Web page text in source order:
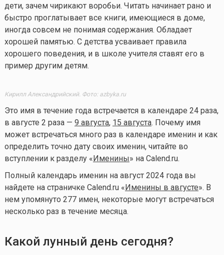
дети, зачем чирикают воробьи. Читать начинает рано и
быстро проглатывает все книги, имеющиеся в доме,
иногда совсем не понимая содержания. Обладает
хорошей памятью. С детства усваивает правила
хорошего поведения, и в школе учителя ставят его в
пример другим детям.
Кирилл Александрийский. Фото: azbyka.ru
Это имя в течение года встречается в календаре 24 раза,
в августе 2 раза — 9 августа, 15 августа. Почему имя
может встречаться много раз в календаре именин и как
определить точно дату своих именин, читайте во
вступлении к разделу «Именины» на Calend.ru.
Полный календарь именин на август 2024 года вы
найдете на страничке Calend.ru «Именины в августе». В
нем упомянуто 277 имен, некоторые могут встречаться
несколько раз в течение месяца.
Какой лунный день сегодня?